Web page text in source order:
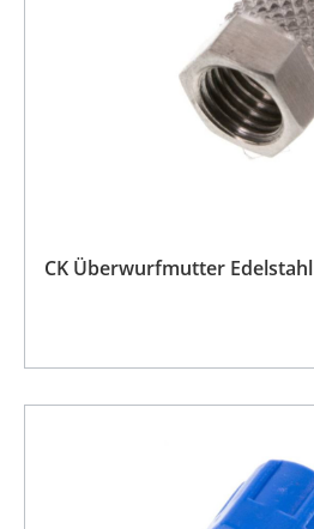
CK Überwurfmutter Edelstahl